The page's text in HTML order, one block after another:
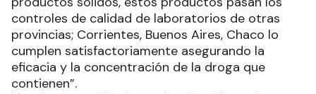
controles de calidad de laboratorios de otras
provincias; Corrientes, Buenos Aires, Chaco lo
cumplen satisfactoriamente asegurando la
eficacia y la concentración de la droga que
contienen”.